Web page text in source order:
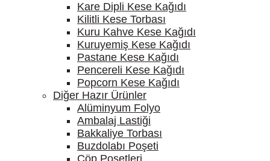
Kare Dipli Kese Kağıdı
Kilitli Kese Torbası
Kuru Kahve Kese Kağıdı
Kuruyemiş Kese Kağıdı
Pastane Kese Kağıdı
Pencereli Kese Kağıdı
Popcorn Kese Kağıdı
Diğer Hazır Ürünler
Alüminyum Folyo
Ambalaj Lastiği
Bakkaliye Torbası
Buzdolabı Poşeti